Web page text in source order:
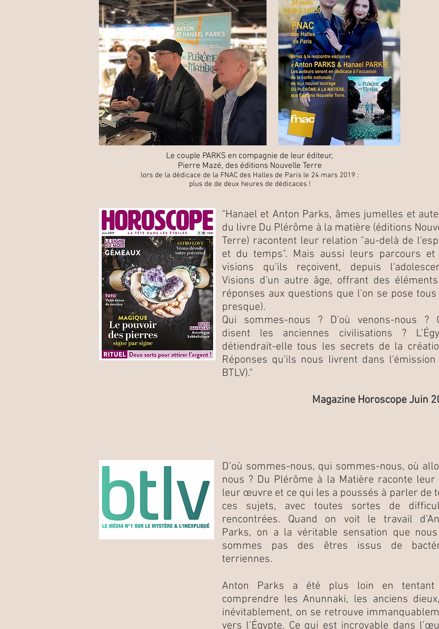
Le couple PARKS en compagnie de leur éditeur,
Pierre Mazé, des éditions Nouvelle Terre
lors de la dédicace de la FNAC des Halles de Paris le 24 mars 2019 :
plus de de deux heures de dédicaces !
"Hanael et Anton Parks, âmes jumelles et
du livre Du Plérôme à la matière (éditions
Terre) racontent leur relation "au-delà de
et du temps". Mais aussi leurs parcours et
visions qu'ils reçoivent, depuis
Visions d'un autre âge, offrant des
réponses aux questions que l'on se pose tous
presque).
Qui sommes-nous ? D'où venons-nous ?
disent les anciennes civilisations ?
détiendrait-elle tous les secrets de la
Réponses qu'ils nous livrent dans l'émission
BTLV)."
Magazine Horoscope Juin
D’où sommes-nous, qui sommes-nous, où
nous ? Du Plérôme à la Matière raconte leur
leur œuvre et ce qui les a poussés à parler de
ces sujets, avec toutes sortes de
rencontrées. Quand on voit le travail
Parks, on a la véritable sensation que
sommes pas des êtres issus de
terriennes.
Anton Parks a été plus loin en tentant
comprendre les Anunnaki, les anciens
inévitablement, on se retrouve
vers l’Égypte. Ce qui est incroyable dans